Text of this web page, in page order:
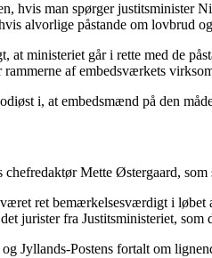
hvis man spørger justitsminister
alvorlige påstande om lovbrud
at ministeriet går i rette med de
af embedsværkets
i, at embedsmænd på den
Mette Østergaard,
været ret bemærkelsesværdigt i
jurister fra Justitsministeriet,
Jyllands-Postens fortalt om